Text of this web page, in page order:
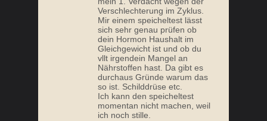
Verschlechterung im Zyklus.
Mir einem speicheltest lässt
sich sehr genau prüfen ob
dein Hormon Haushalt im
Gleichgewicht ist und ob du
vllt irgendein Mangel an
Nährstoffen hast. Da gibt es
durchaus Gründe warum das
so ist. Schilddrüse etc.
Ich kann den speicheltest
momentan nicht machen, weil
ich noch stille.